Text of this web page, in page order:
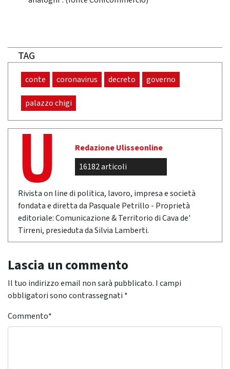
TAG
conte coronavirus decreto governo
palazzo chigi
Redazione Ulisseonline
16182 articoli
Rivista on line di politica, lavoro, impresa e società
fondata e diretta da Pasquale Petrillo - Proprietà
editoriale: Comunicazione & Territorio di Cava de'
Tirreni, presieduta da Silvia Lamberti.
Lascia un commento
Il tuo indirizzo email non sarà pubblicato. I campi
obbligatori sono contrassegnati *
Commento*